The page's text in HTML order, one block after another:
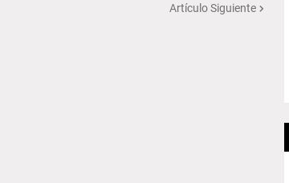
Artículo Siguiente